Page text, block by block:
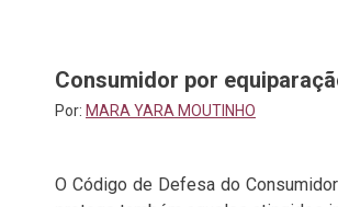
Consumidor por
Por: MARA YARA MOUTINHO
O Código de Defesa do